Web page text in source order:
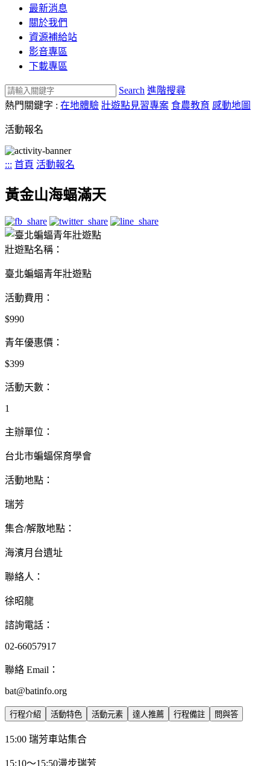
最新消息
關於我們
資源補給站
影音專區
下載專區
Search 進階搜尋
熱門關鍵字 : 在地體驗 壯遊點見習專案 食農教育 感動地圖
活動報名
::: 首頁 活動報名
黃金山海蝠滿天
壯遊點名稱：
臺北蝙蝠青年壯遊點
活動費用：
$990
青年優惠價：
$399
活動天數：
1
主辦單位：
台北市蝙蝠保育學會
活動地點：
瑞芳
集合/解散地點：
海濱月台遺址
聯絡人：
徐昭龍
諮詢電話：
02-66057917
聯絡 Email：
bat@batinfo.org
行程介紹 活動特色 活動元素 達人推薦 行程備註 問與答
15:00 瑞芳車站集合
15:10～15:50漫步瑞芳